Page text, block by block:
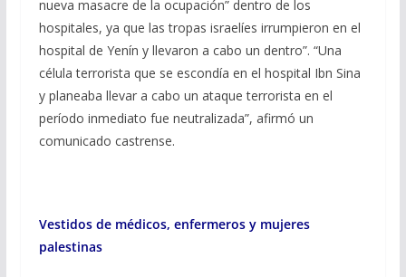
nueva masacre de la ocupación” dentro de los
hospitales, ya que las tropas israelíes irrumpieron en el
hospital de Yenín y llevaron a cabo un dentro”. “Una
célula terrorista que se escondía en el hospital Ibn Sina
y planeaba llevar a cabo un ataque terrorista en el
período inmediato fue neutralizada”, afirmó un
comunicado castrense.
Vestidos de médicos, enfermeros y mujeres
palestinas